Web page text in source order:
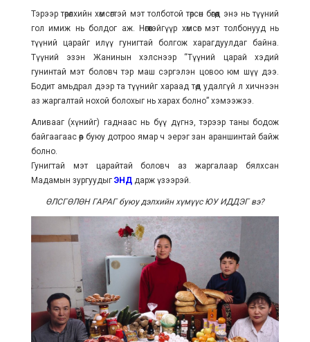
Тэрээр төрөлхийн хөмсөгтэй мэт толботой төрсөн бөгөөд энэ нь түүний
гол имиж нь болдог аж. Нөгөөтэйгүүр хөмсөг мэт толбонууд нь
түүний царайг илүү гунигтай болгож харагдуулдаг байна.
Түүний эзэн Жанинын хэлснээр “Түүний царай хэдий
гунинтай мэт боловч тэр маш сэргэлэн цовоо юм шүү дээ.
Бодит амьдрал дээр та түүнийг хараад төд удалгүй л хичнээн
аз жаргалтай нохой болохыг нь харах болно” хэмээжээ.
Аливааг (хүнийг) гаднаас нь бүү дүгнэ, тэрээр таны бодож
байгаагаас өөр буюу дотроо ямар ч эерэг зан араншинтай байж
болно.
Гунигтай мэт царайтай боловч аз жаргалаар бялхсан
Мадамын зургуудыг ЭНДдарж үзээрэй.
ӨЛСГӨЛӨН ГАРАГ буюу дэлхийн хүмүүс ЮУ ИДДЭГ вэ?